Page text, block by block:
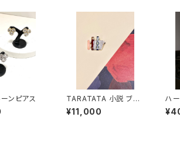
ンピアス
TARATATA 小説 ブロ
ーチ
¥11,000
ハ